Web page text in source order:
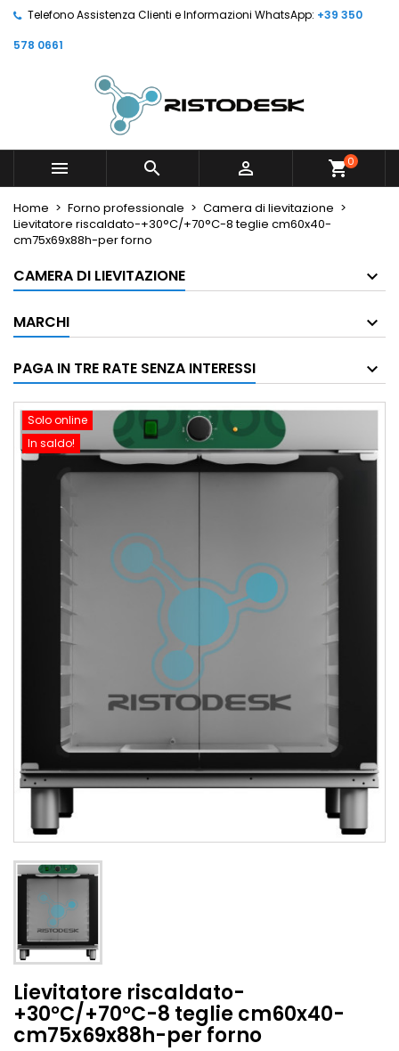
Telefono Assistenza Clienti e Informazioni WhatsApp: +39 350
578 0661
   shopping_cart0
Home Forno professionale
Camera di lievitazione
Lievitatore riscaldato-+30°C/+70°C-8 teglie cm60x40-
cm75x69x88h-per forno
CAMERA DI LIEVITAZIONE
MARCHI
PAGA IN TRE RATE SENZA INTERESSI
Solo online
In saldo!
Lievitatore riscaldato-
+30°C/+70°C-8 teglie cm60x40-
cm75x69x88h-per forno